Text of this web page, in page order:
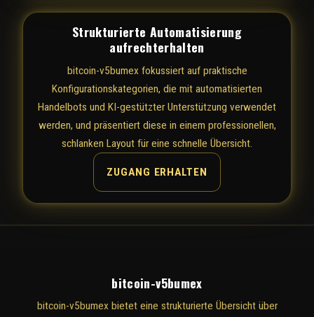
Strukturierte Automatisierung
aufrechterhalten
bitcoin-v5bumex fokussiert auf praktische
Konfigurationskategorien, die mit automatisierten
Handelbots und KI-gestützter Unterstützung verwendet
werden, und präsentiert diese in einem professionellen,
schlanken Layout für eine schnelle Übersicht.
ZUGANG ERHALTEN
bitcoin-v5bumex
bitcoin-v5bumex bietet eine strukturierte Übersicht über